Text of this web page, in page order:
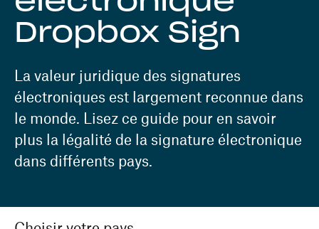
Dropbox Sign
La valeur juridique des signatures
électroniques est largement reconnue dans
le monde. Lisez ce guide pour en savoir
plus la légalité de la signature électronique
dans différents pays.